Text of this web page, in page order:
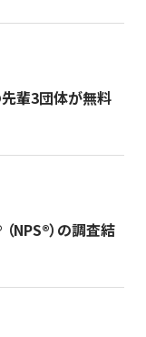
先輩3団体が無料
NPS®︎）の調査結